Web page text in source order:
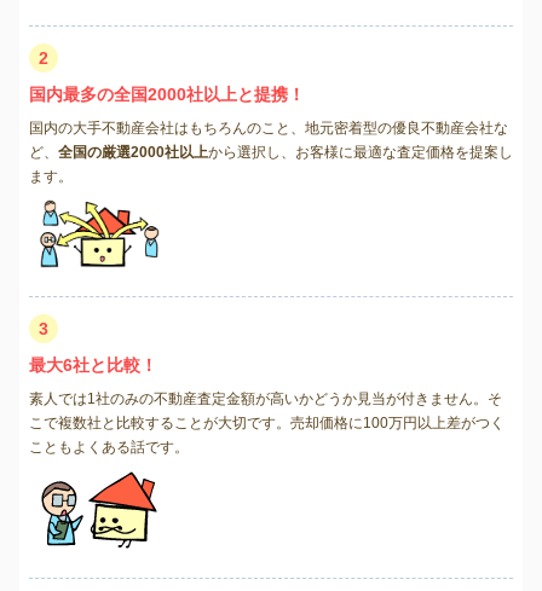
2
国内最多の全国2000社以上と提携！
国内の大手不動産会社はもちろんのこと、地元密着型の優良不動産会社な
ど、 全国の厳選2000社以上から選択し、お客様に最適な査定価格を提案し
ます。
3
最大6社と比較！
素人では1社のみの不動産査定金額が高いかどうか見当が付きません。そ
こで複数社と比較することが大切です。売却価格に100万円以上差がつく
こともよくある話です。